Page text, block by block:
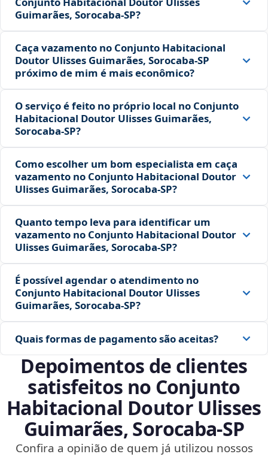
Guimarães, Sorocaba‑SP?
Caça vazamento no Conjunto Habitacional
Doutor Ulisses Guimarães, Sorocaba‑SP
próximo de mim é mais econômico?
O serviço é feito no próprio local no Conjunto
Habitacional Doutor Ulisses Guimarães,
Sorocaba‑SP?
Como escolher um bom especialista em caça
vazamento no Conjunto Habitacional Doutor
Ulisses Guimarães, Sorocaba‑SP?
Quanto tempo leva para identificar um
vazamento no Conjunto Habitacional Doutor
Ulisses Guimarães, Sorocaba‑SP?
É possível agendar o atendimento no
Conjunto Habitacional Doutor Ulisses
Guimarães, Sorocaba‑SP?
Quais formas de pagamento são aceitas?
Depoimentos de clientes
satisfeitos no Conjunto
Habitacional Doutor Ulisses
Guimarães, Sorocaba‑SP
Confira a opinião de quem já utilizou nossos